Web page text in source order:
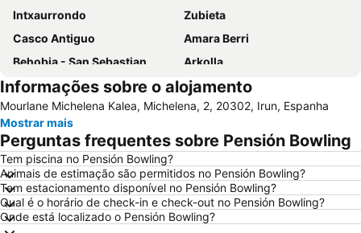
Intxaurrondo
Zubieta
Casco Antiguo
Amara Berri
Behobia - San Sebastian
Arkolla
Hondarribia
Isla de Santa Clara
Gare Saint Jean de Luz-Ciboure
Ondarreta
Antilla
Puntalea
Egia
Acuario de San Sebastián
Aiete
Playa de Monte Igeldo
Zarautz
Termas La Perla
Le Petit Train de La Rhune
Palacio de Aiete
Informações sobre o alojamento
Mourlane Michelena Kalea, Michelena, 2, 20302, Irun, Espanha
Mostrar mais
Perguntas frequentes sobre Pensión Bowling
Tem piscina no Pensión Bowling?
Animais de estimação são permitidos no Pensión Bowling?
Tem estacionamento disponível no Pensión Bowling?
Qual é o horário de check-in e check-out no Pensión Bowling?
Onde está localizado o Pensión Bowling?